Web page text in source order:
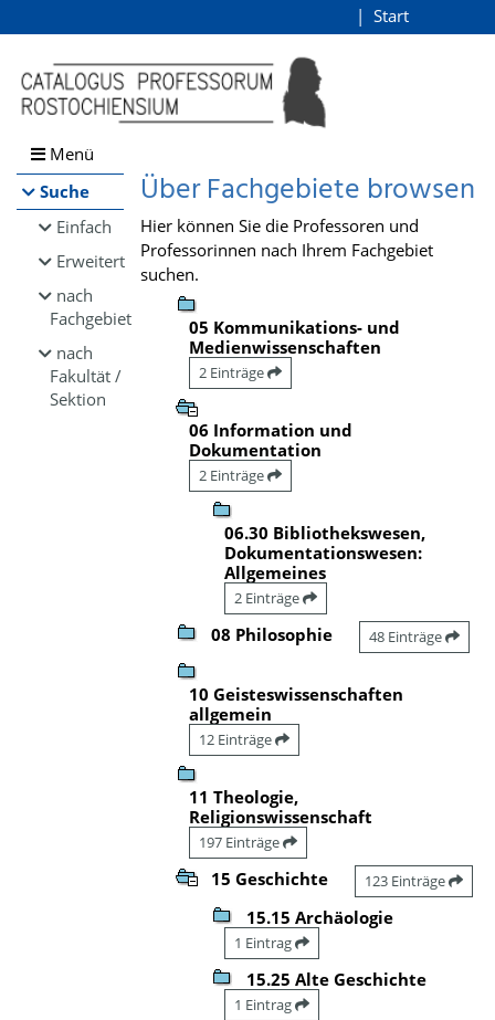
Browsen
direkt zum Inhalt
Start
Menü
Suche
Einfach
Erweitert
nach
Fachgebiet
nach
Fakultät /
Sektion
Über Fachgebiete browsen
Hier können Sie die Professoren und
Professorinnen nach Ihrem Fachgebiet
suchen.
05 Kommunikations- und
Medienwissenschaften
2 Einträge
06 Information und
Dokumentation
2 Einträge
06.30 Bibliothekswesen,
Dokumentationswesen:
Allgemeines
2 Einträge
08 Philosophie 48 Einträge
10 Geisteswissenschaften
allgemein
12 Einträge
11 Theologie,
Religionswissenschaft
197 Einträge
15 Geschichte 123 Einträge
15.15 Archäologie
1 Eintrag
15.25 Alte Geschichte
1 Eintrag